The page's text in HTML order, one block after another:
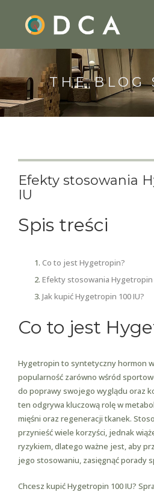
THE BLOG
Efekty stosowania
IU
Spis treści
Co to jest Hygetropin?
Efekty stosowania Hygetropin
Jak kupić Hygetropin 100 IU?
Co to jest
Hygetropin to syntetyczny hormon
popularność zarówno wśród
do poprawy swojego wyglądu oraz
ten odgrywa kluczową rolę w
mięśni oraz regeneracji tkanek.
przynieść wiele korzyści, jednak
ryzykiem, dlatego ważne jest, aby
jego stosowaniu, zasięgnąć porady
Chcesz kupić Hygetropin 100 IU?